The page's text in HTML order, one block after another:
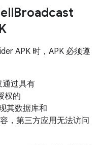
Broadcast
APK 时，APK 必须遵
通过具有
权的
其数据库和
，第三方应用无法访问